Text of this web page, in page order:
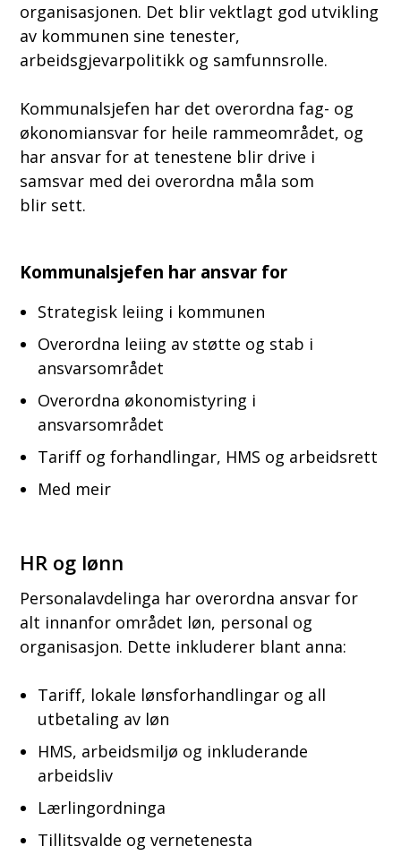
organisasjonen. Det blir vektlagt god utvikling
av kommunen sine tenester,
arbeidsgjevarpolitikk og samfunnsrolle.
Kommunalsjefen har det overordna fag- og
økonomiansvar for heile rammeområdet, og
har ansvar for at tenestene blir drive i
samsvar med dei overordna måla som
blir sett.
Kommunalsjefen har ansvar for
Strategisk leiing i kommunen
Overordna leiing av støtte og stab i
ansvarsområdet
Overordna økonomistyring i
ansvarsområdet
Tariff og forhandlingar, HMS og arbeidsrett
Med meir
HR og lønn
Personalavdelinga har overordna ansvar for
alt innanfor området løn, personal og
organisasjon. Dette inkluderer blant anna:
Tariff, lokale lønsforhandlingar og all
utbetaling av løn
HMS, arbeidsmiljø og inkluderande
arbeidsliv
Lærlingordninga
Tillitsvalde og vernetenesta